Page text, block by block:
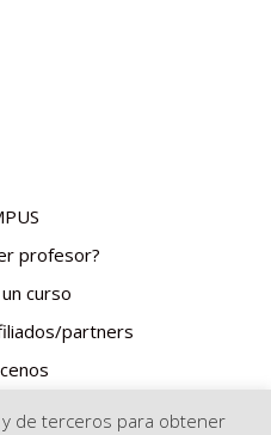
profesor?
curso
partners
de terceros para obtener